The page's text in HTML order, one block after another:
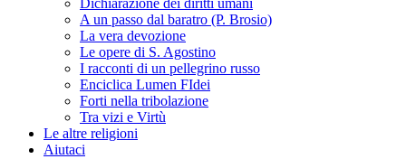
Dichiarazione dei diritti umani
A un passo dal baratro (P. Brosio)
La vera devozione
Le opere di S. Agostino
I racconti di un pellegrino russo
Enciclica Lumen FIdei
Forti nella tribolazione
Tra vizi e Virtù
Le altre religioni
Aiutaci